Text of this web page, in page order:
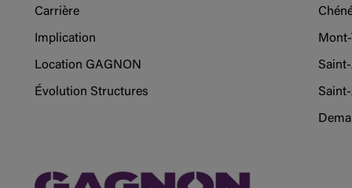
Carrière
Implication
Location GAGNON
Évolution Structures